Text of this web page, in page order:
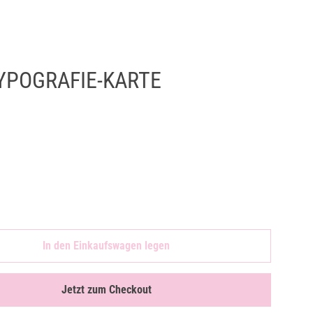
KARTE
In den Einkaufswagen legen
Jetzt zum Checkout